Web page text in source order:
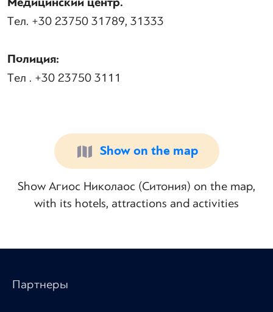
Tел. +30 23750 31789, 31333
Полиция:
Tел . +30 23750 3111
Show on the map
Show Агиос Николаос (Ситония) on the map,
with its hotels, attractions and activities
Партнеры